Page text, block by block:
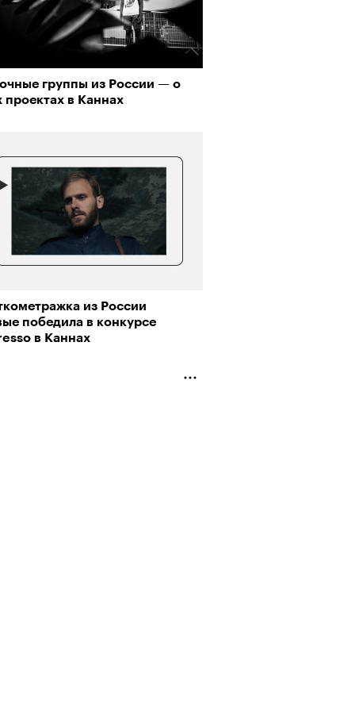
группы из России — о
проектах в Каннах
из России
победила в конкурсе
в Каннах
ли прийти
спорт без
если вам 30